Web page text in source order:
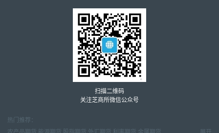
扫描二维码
关注芝商所微信公众号
热门推荐：